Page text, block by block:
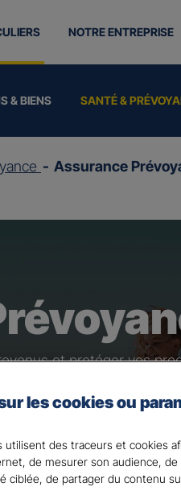
& BIENS SANTÉ &
NOTRE ENTREPRISE
Assurance
et protéger vos
de vos proches en cas
pour répondre à
les cookies ou
utilisent des traceurs et cookies
de mesurer son audience,
ciblée, de partager du contenu